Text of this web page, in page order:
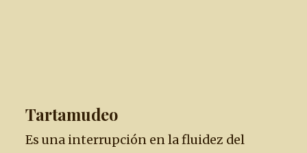
Tartamudeo
Es una interrupción en la fluidez del